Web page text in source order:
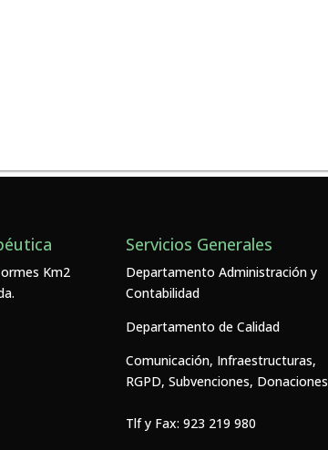
Km2
Servicios Generales
Departamento Administración y
Contabilidad
Departamento de Calidad
Comunicación, Infraestructuras,
RGPD, Subvenciones, Donaciones
Tlf y Fax: 923 219 980